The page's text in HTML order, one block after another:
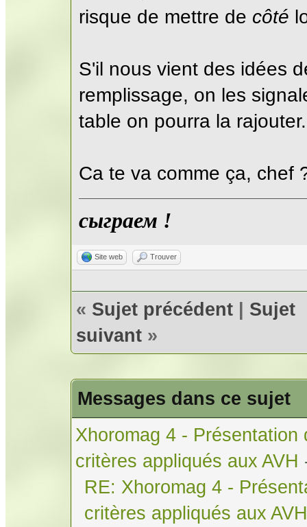
risque de mettre de côté
S'il nous vient des idées
remplissage, on les
table on pourra la rajouter.
Ca te va comme ça, chef
сыграем !
Site web Trouver
« Sujet précédent | Sujet
suivant »
Messages dans ce sujet
Xhoromag 4 -
critères appliqués aux AVH
RE: Xhoromag 4 -
critères appliqués aux AVH